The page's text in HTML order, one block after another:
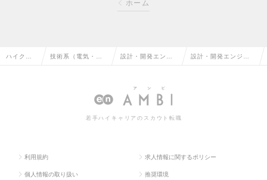
ホーム
ハイクラ 技術系（電気・電 設計・開発エンジ
職
設計・開発エンジニ
若手ハイキャリアのスカウト転職
利用規約 求人情報に関するポリシー
個人情報の取り扱い 推奨環境